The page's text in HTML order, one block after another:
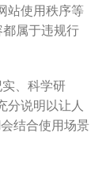
站使用秩序等
属于违规行
、科学研
分说明以让人
结合使用场景